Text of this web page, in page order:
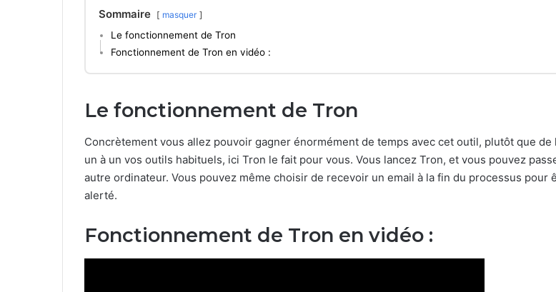
Sommaire masquer
Le fonctionnement de Tron
Fonctionnement de Tron en vidéo :
Le fonctionnement de Tron
Concrètement vous allez pouvoir gagner énormément de temps avec cet outil, plutôt que de
un à un vos outils habituels, ici Tron le fait pour vous. Vous lancez Tron, et vous pouvez
autre ordinateur. Vous pouvez même choisir de recevoir un email à la fin du processus pour
alerté.
Fonctionnement de Tron en vidéo :